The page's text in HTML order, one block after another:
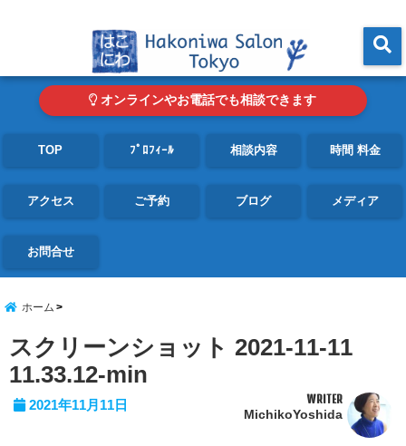
オンラインやお電話でも相談できます
TOP ﾌﾟﾛﾌｨｰﾙ 相談内容 時間 料金
アクセス ご予約 ブログ メディア
お問合せ
ホーム
スクリーンショット 2021-11-11
11.33.12-min
2021年11月11日 WRITER
MichikoYoshida